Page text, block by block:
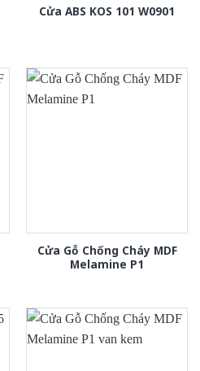
Cửa ABS KOS 101 W0901
Cửa Gỗ Chống Cháy MDF
Melamine P1